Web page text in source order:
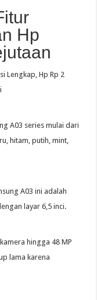
Hp
Lengkap, Hp Rp 2
A03 series mulai dari
hitam, putih, mint,
A03 ini adalah
layar 6,5 inci.
hingga 48 MP
lama karena